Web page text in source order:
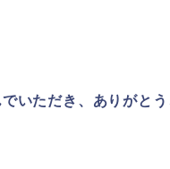
いただき、ありがとう